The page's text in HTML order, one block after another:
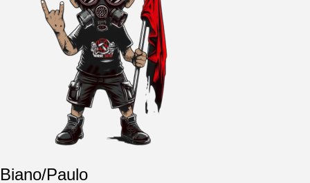
Biano/Paulo